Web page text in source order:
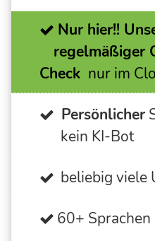
Nur hier!!
regelmäßiger
Check nur im
Persönlicher
kein KI-Bot
beliebig viele
60+ Sprachen